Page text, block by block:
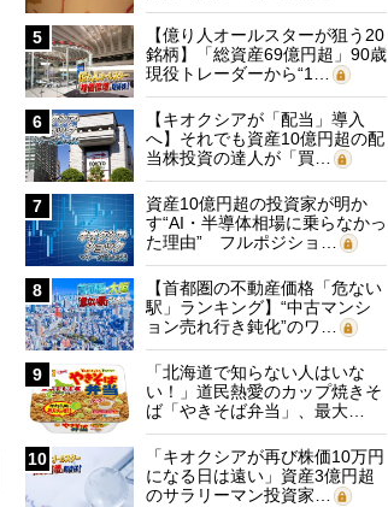
5
【億り人オールスターが狙う20
銘柄】「総資産69億円超」90歳
現役トレーダーから“1…
6
【キオクシアが「配当」導入
へ】それでも資産10億円超の配
当株投資の達人が「買…
7
資産10億円超の投資家が明か
す“AI・半導体相場に乗らなかっ
た理由” フルポジショ…
8
【首都圏の不動産価格「危ない
駅」ランキング】“中古マンシ
ョン売れ行き鈍化”のワ…
9
「北海道で知らない人はいな
い！」道民熱愛のカップ焼きそ
ば「やきそば弁当」、最大…
10
「キオクシアが再び株価10万円
になる日は遠い」資産3億円超
のサラリーマン投資家…